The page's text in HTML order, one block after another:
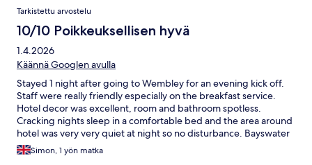
Tarkistettu arvostelu
10/10 Poikkeuksellisen hyvä
1.4.2026
Käännä Googlen avulla
Stayed 1 night after going to Wembley for an evening kick off.
Staff were really friendly especially on the breakfast service.
Hotel decor was excellent, room and bathroom spotless.
Cracking nights sleep in a comfortable bed and the area around
hotel was very very quiet at night so no disturbance. Bayswater
Underground Station literally just round corner with 3 decent
pubs in between. Wouldn’t hesitate to go back for another stay.
Simon, 1 yön matka